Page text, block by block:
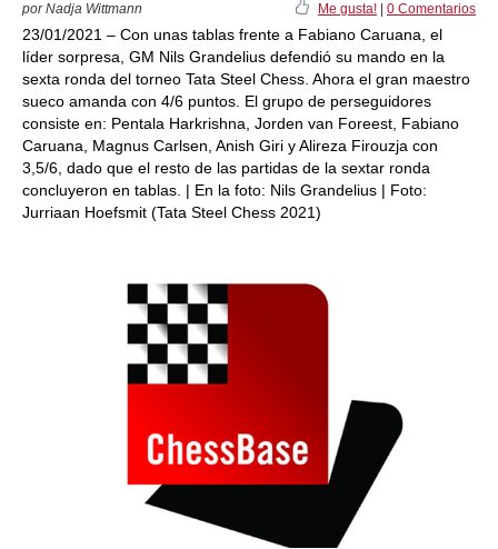
por Nadja Wittmann Me gusta! 0 Comentarios
23/01/2021 – Con unas tablas frente a Fabiano Caruana, el
líder sorpresa, GM Nils Grandelius defendió su mando en la
sexta ronda del torneo Tata Steel Chess. Ahora el gran maestro
sueco amanda con 4/6 puntos. El grupo de perseguidores
consiste en: Pentala Harkrishna, Jorden van Foreest, Fabiano
Caruana, Magnus Carlsen, Anish Giri y Alireza Firouzja con
3,5/6, dado que el resto de las partidas de la sextar ronda
concluyeron en tablas. | En la foto: Nils Grandelius | Foto:
Jurriaan Hoefsmit (Tata Steel Chess 2021)